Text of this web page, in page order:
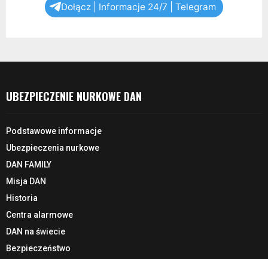
Dołącz | Informacje 24/7 | Telegram
UBEZPIECZENIE NURKOWE DAN
Podstawowe informacje
Ubezpieczenia nurkowe
DAN FAMILY
Misja DAN
Historia
Centra alarmowe
DAN na świecie
Bezpieczeństwo